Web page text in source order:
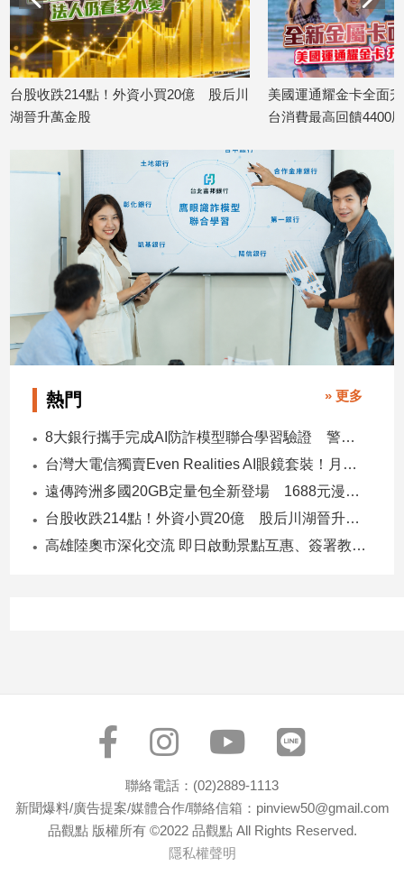
台股收跌214點！外資小買20億 股后川
湖晉升萬金股
美國運通耀金卡全面
台消費最高回饋
熱門 » 更多
8大銀行攜手完成AI防詐模型聯合學習驗證 警示帳戶準確度提升2倍
台灣大電信獨賣Even Realities AI眼鏡套裝！月付1399元 專案價3990
遠傳跨洲多國20GB定量包全新登場 1688元漫遊逾百國家！
台股收跌214點！外資小買20億 股后川湖晉升萬金股
高雄陸奧市深化交流 即日啟動景點互惠、簽署教育合作MOU
聯絡電話：(02)2889-1113
新聞爆料/廣告提案/媒體合作/聯絡信箱：pinview50@gmail.com
品觀點 版權所有 ©2022 品觀點 All Rights Reserved.
隱私權聲明